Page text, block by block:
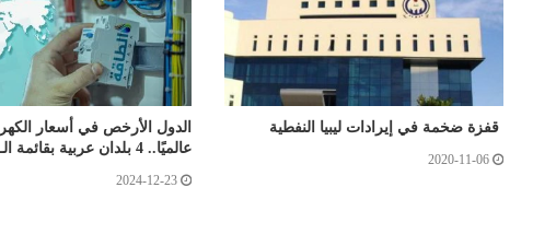
قفزة ضخمة في إيرادات ليبيا النفطية
2020-11-06
الدول الأرخص في أسعار
عالميًا.. 4 بلدان عربية بقائمة الـ10 (مسح)
2024-12-23